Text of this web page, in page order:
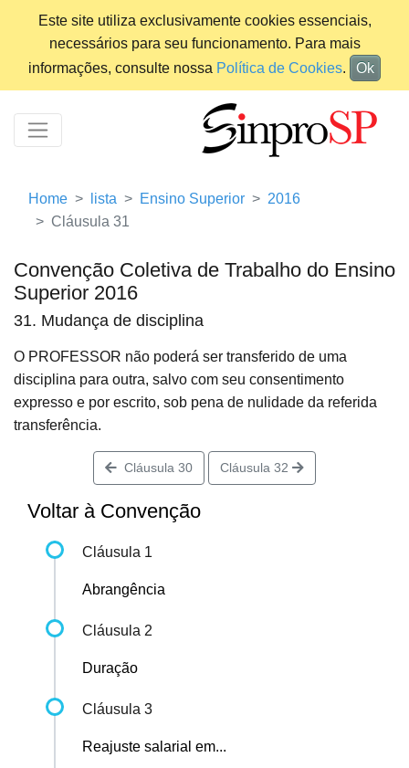
Este site utiliza exclusivamente cookies essenciais,
necessários para seu funcionamento. Para mais
informações, consulte nossa Política de Cookies. Ok
Home lista Ensino Superior
2016
Cláusula 31
Convenção Coletiva de Trabalho do Ensino
Superior 2016
31. Mudança de disciplina
O PROFESSOR não poderá ser transferido de uma
disciplina para outra, salvo com seu consentimento
expresso e por escrito, sob pena de nulidade da referida
transferência.
Cláusula 30 Cláusula 32
Voltar à Convenção
Cláusula 1
Abrangência
Cláusula 2
Duração
Cláusula 3
Reajuste salarial em...